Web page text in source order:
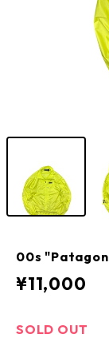
00s
¥11,000
SOLD OUT